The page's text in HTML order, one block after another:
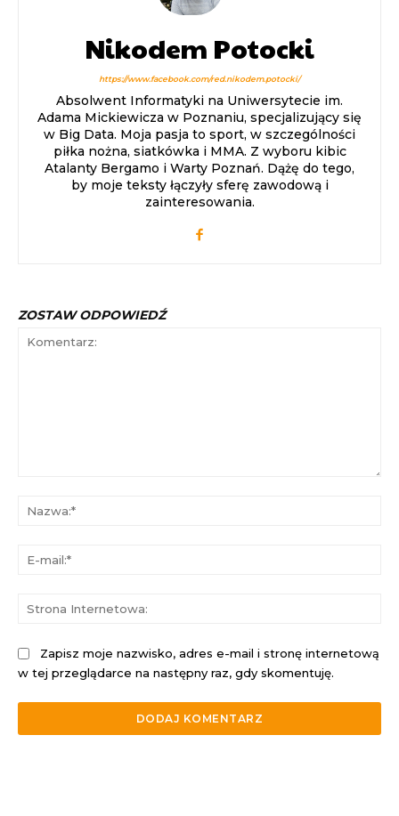
Nikodem Potocki
https://www.facebook.com/red.nikodem.potocki/
Absolwent Informatyki na Uniwersytecie im.
Adama Mickiewicza w Poznaniu, specjalizujący się
w Big Data. Moja pasja to sport, w szczególności
piłka nożna, siatkówka i MMA. Z wyboru kibic
Atalanty Bergamo i Warty Poznań. Dążę do tego,
by moje teksty łączyły sferę zawodową i
zainteresowania.
ZOSTAW ODPOWIEDŹ
Zapisz moje nazwisko, adres e-mail i stronę internetową
w tej przeglądarce na następny raz, gdy skomentuję.